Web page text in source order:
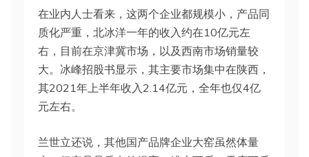
在业内人士看来，这两个企业都规模小，产品同
质化严重，北冰洋一年的收入约在10亿元左
右，目前在京津冀市场，以及西南市场销量较
大。冰峰招股书显示，其主要市场集中在陕西，
其2021年上半年收入2.14亿元，全年也仅4亿
元左右。
兰世立还说，其他国产品牌企业大窑虽然体量